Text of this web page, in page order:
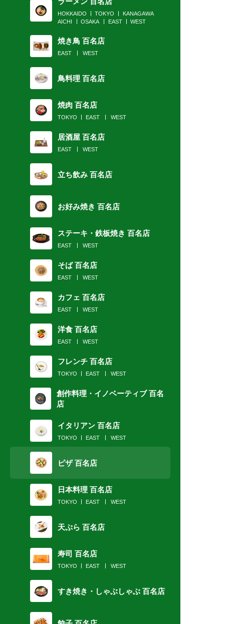
HOKKAIDO TOKYO
KANAGAWA
AICHI
OSAKA EAST WEST
焼き鳥 百名店
EAST WEST
鳥料理 百名店
焼肉 百名店
TOKYO EAST WEST
居酒屋 百名店
EAST WEST
立ち飲み 百名店
お好み焼き 百名店
ステーキ・鉄板焼き 百名店
EAST WEST
そば 百名店
EAST WEST
カフェ 百名店
EAST WEST
洋食 百名店
EAST WEST
フレンチ 百名店
TOKYO EAST WEST
創作料理・イノベーティブ 百名
店
イタリアン 百名店
TOKYO EAST WEST
ピザ 百名店
日本料理 百名店
TOKYO EAST WEST
天ぷら 百名店
寿司 百名店
TOKYO EAST WEST
すき焼き・しゃぶしゃぶ 百名店